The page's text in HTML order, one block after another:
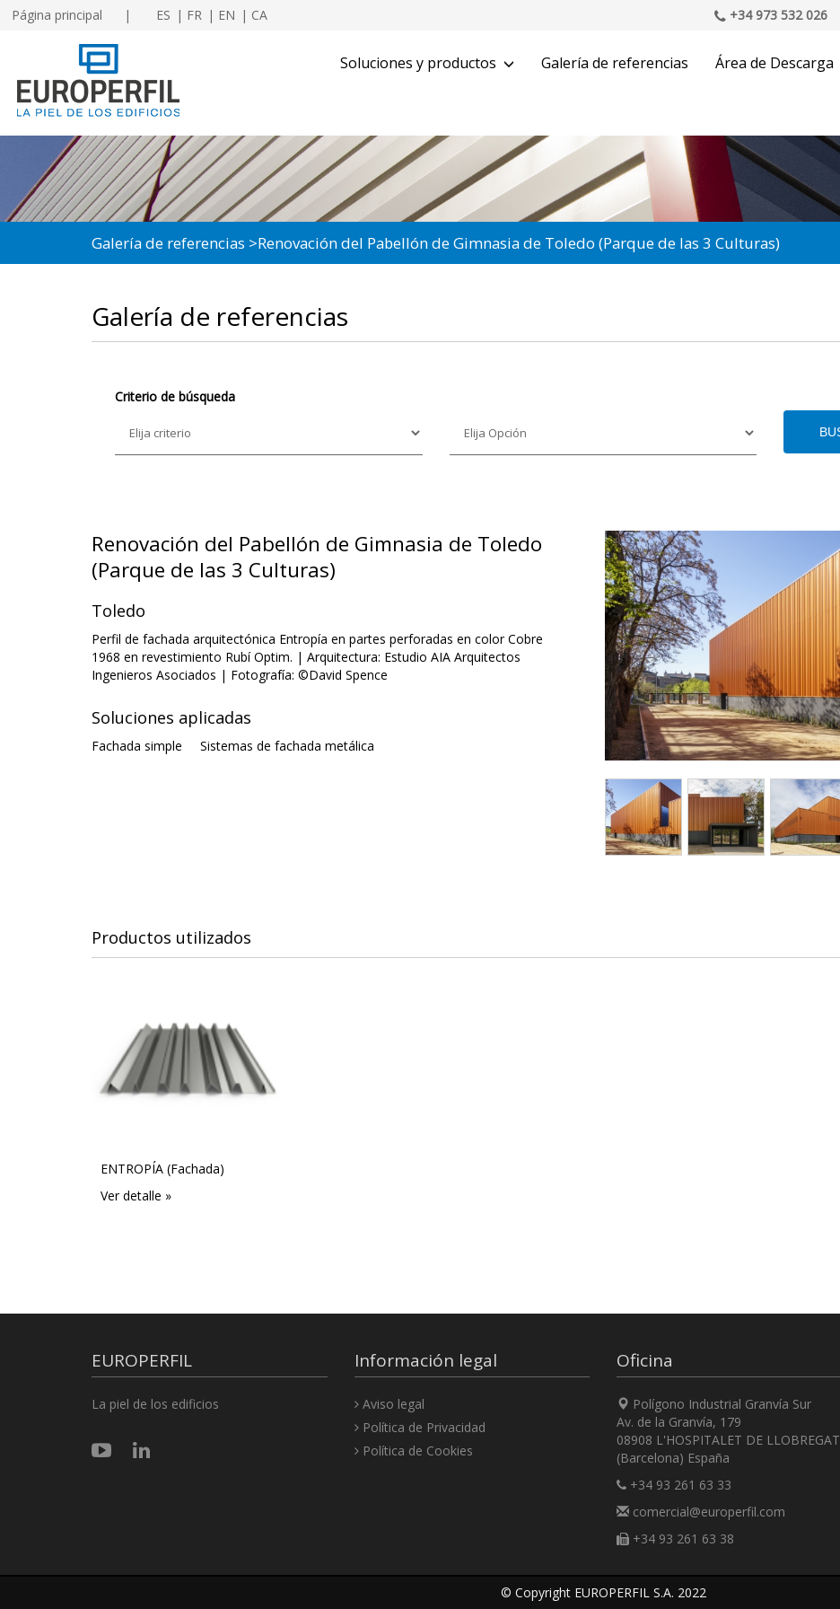
Página principal ES FR EN CA +34 973 532 026
Soluciones y productos Galería de referencias Área de Descarga
Galería de referencias Renovación del Pabellón de Gimnasia de Toledo (Parque de las 3 Culturas)
Galería de referencias
Criterio de búsqueda
Renovación del Pabellón de Gimnasia de Toledo
(Parque de las 3 Culturas)
Toledo
Perfil de fachada arquitectónica Entropía en partes perforadas en color Cobre
1968 en revestimiento Rubí Optim. | Arquitectura: Estudio AIA Arquitectos
Ingenieros Asociados | Fotografía: ©David Spence
Soluciones aplicadas
Fachada simple Sistemas de fachada metálica
Productos utilizados
ENTROPÍA (Fachada)
Ver detalle »
EUROPERFIL
La piel de los edificios
Información legal
Aviso legal
Política de Privacidad
Política de Cookies
Oficina
Polígono Industrial Granvía Sur
Av. de la Granvía, 179
08908 L'HOSPITALET DE LLOBREGAT
(Barcelona) España
+34 93 261 63 33
comercial@europerfil.com
+34 93 261 63 38
© Copyright EUROPERFIL S.A. 2022